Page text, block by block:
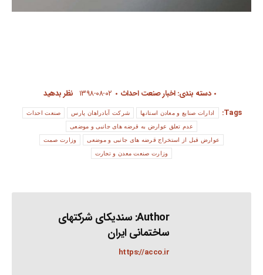
دسته بندی:اخبار صنعت احداث ۱۳۹۸-۰۸-۰۲ نظر بدهید
Tags:
ادارات صنایع و معادن استانها شرکت آبادراهان پارس صنعت احداث
عدم تعلق عوارض به قرضه های جانبی و موضعی
عوارض قبل از استخراج قرضه های جانبی و موضعی وزارت صمت
وزارت صنعت معدن و تجارت
Author: سندیکای شرکتهای
ساختمانی ایران
https://acco.ir